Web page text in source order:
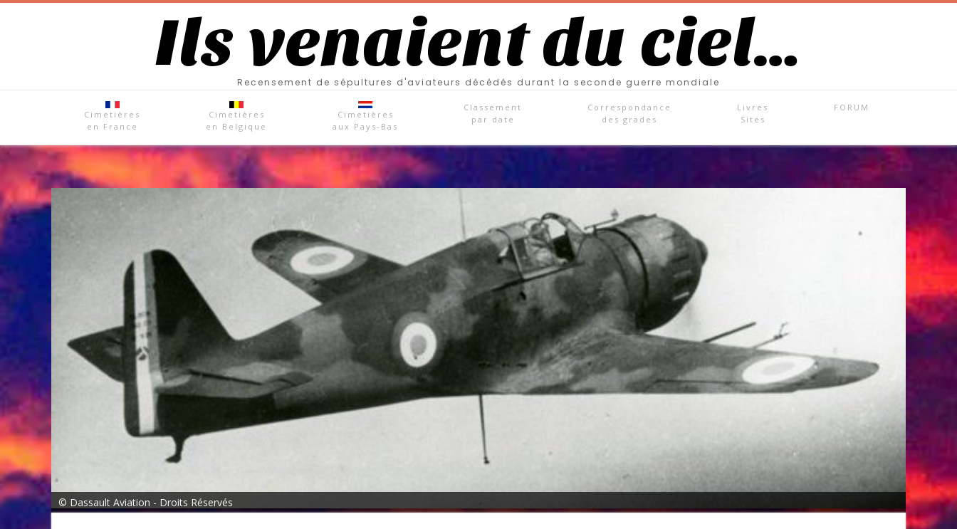
Ils venaient du ciel…
Recensement de sépultures d'aviateurs décédés durant la seconde guerre mondiale
Cimetières
en France
Cimetières
en Belgique
Cimetières
aux Pays-Bas
Classement
par date
Correspondance
des grades
Livres
Sites
FORUM
© Dassault Aviation - Droits Réservés